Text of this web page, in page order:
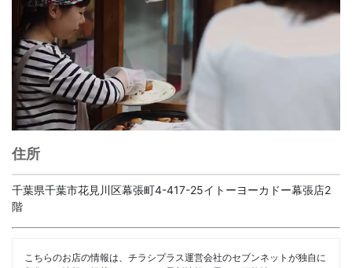
住所
千葉県千葉市花見川区幕張町4-417-25イトーヨーカドー幕張店2
階
こちらのお店の情報は、チラシプラス運営会社のセブンネットが独自に